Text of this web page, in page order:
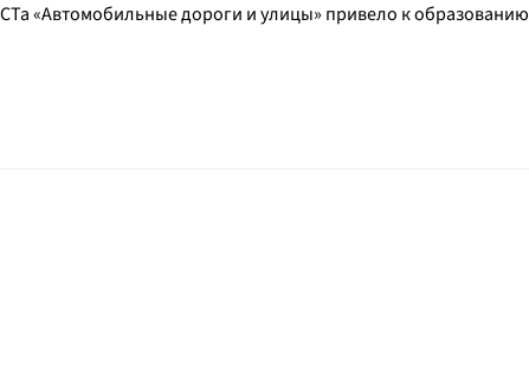
«Автомобильные дороги и улицы» привело к образованию